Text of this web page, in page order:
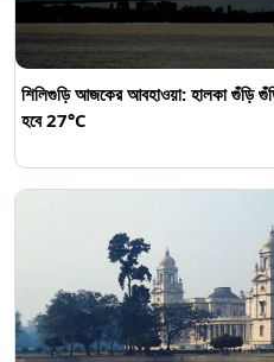
শিলিগুড়ি আজকের আবহাওয়া: হালকা গুঁড়ি
হবে 27°C